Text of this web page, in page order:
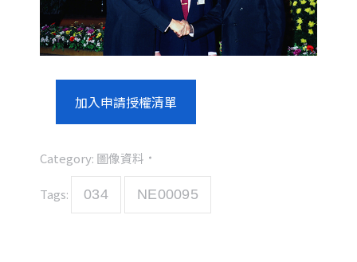
加入申請授權清單
Category: 圖像資料
Tags: 034 NE00095